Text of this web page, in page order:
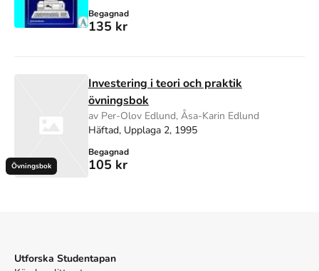
Begagnad
135 kr
Övningsbok
Investering i teori och praktik
övningsbok
av Per-Olov Edlund, Åsa-Karin Edlund
Häftad, Upplaga 2, 1995
Begagnad
105 kr
Utforska Studentapan